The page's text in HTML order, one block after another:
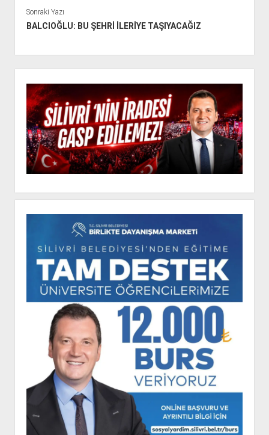
Sonraki Yazı
BALCIOĞLU: BU ŞEHRİ İLERİYE TAŞIYACAĞIZ